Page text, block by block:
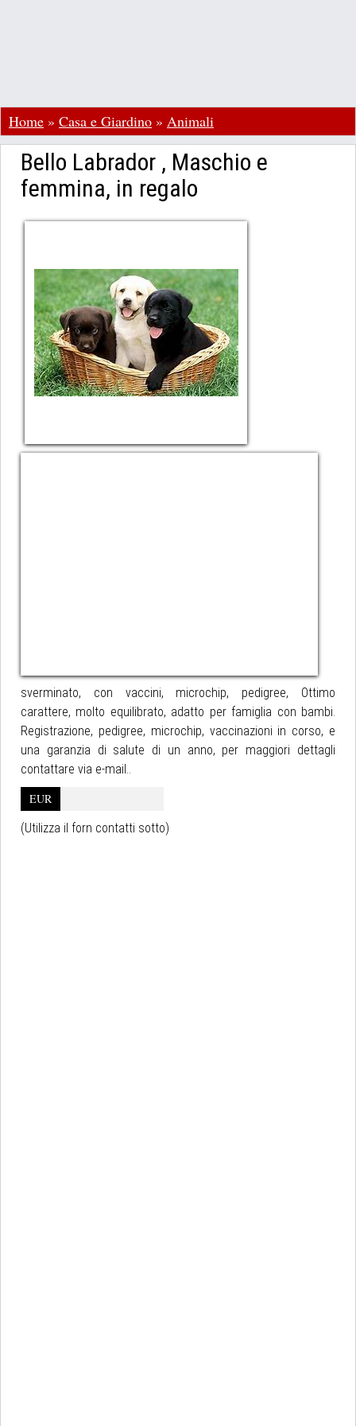
Home » Casa e Giardino » Animali
Bello Labrador , Maschio e
femmina, in regalo
sverminato, con vaccini, microchip, pedigree, Ottimo
carattere, molto equilibrato, adatto per famiglia con bambi.
Registrazione, pedigree, microchip, vaccinazioni in corso, e
una garanzia di salute di un anno, per maggiori dettagli
contattare via e-mail..
EUR
(Utilizza il forn contatti sotto)